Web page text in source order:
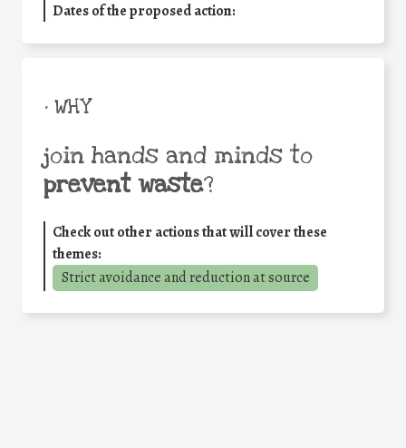
Dates of the proposed action:
• WHY
join hands and minds to
prevent waste?
Check out other actions that will cover these
themes:
Strict avoidance and reduction at source